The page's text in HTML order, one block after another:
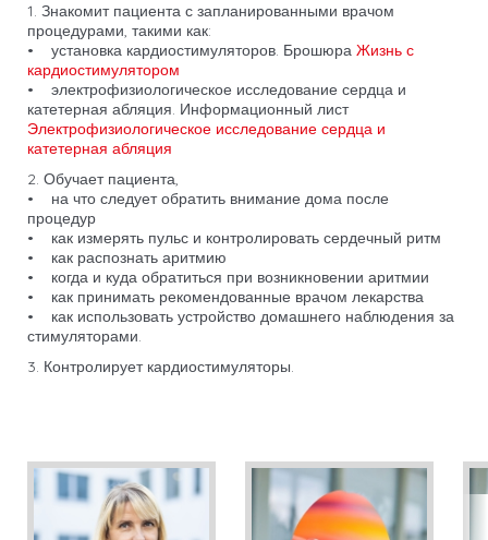
1. Знакомит пациента с запланированными врачом
процедурами, такими как:
• установка кардиостимуляторов. Брошюра Жизнь с
кардиостимулятором
• электрофизиологическое исследование сердца и
катетерная абляция. Информационный лист
Электрофизиологическое исследование сердца и
катетерная абляция
2. Обучает пациента,
• на что следует обратить внимание дома после
процедур
• как измерять пульс и контролировать сердечный ритм
• как распознать аритмию
• когда и куда обратиться при возникновении аритмии
• как принимать рекомендованные врачом лекарства
• как использовать устройство домашнего наблюдения за
стимуляторами.
3. Контролирует кардиостимуляторы.